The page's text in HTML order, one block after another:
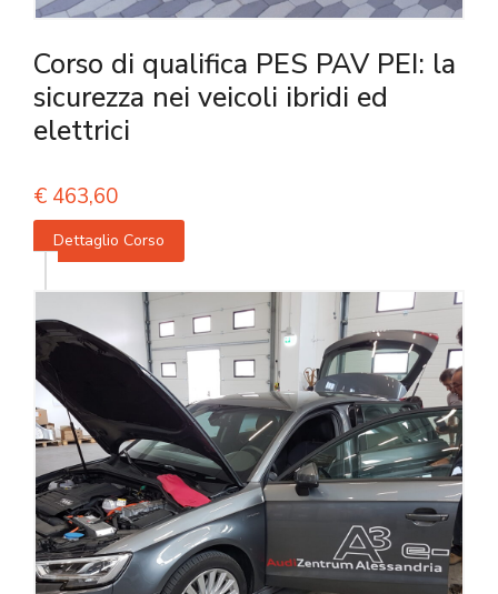
Corso di qualifica PES PAV PEI: la
sicurezza nei veicoli ibridi ed
elettrici
€ 463,60
Dettaglio Corso